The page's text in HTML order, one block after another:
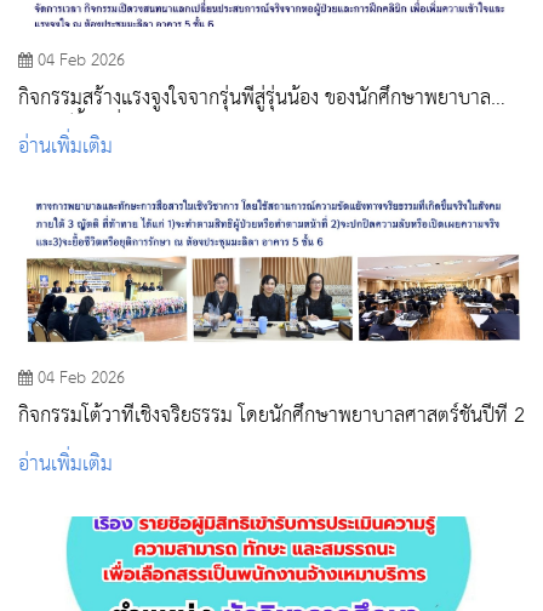
04 Feb 2026
กิจกรรมสร้างแรงจูงใจจากรุ่นพี่สู่รุ่นน้อง ของนักศึกษาพยาบาล
ศาสตร์ชั้นปีที่ 4
อ่านเพิ่มเติม
04 Feb 2026
กิจกรรมโต้วาทีเชิงจริยธรรม โดยนักศึกษาพยาบาลศาสตร์ชั้นปีที่ 2
อ่านเพิ่มเติม